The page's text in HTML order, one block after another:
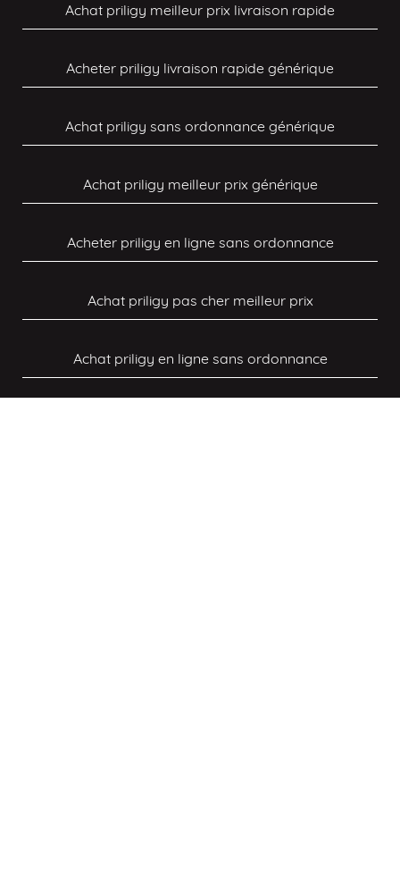
Achat priligy meilleur prix livraison rapide
Acheter priligy livraison rapide générique
Achat priligy sans ordonnance générique
Achat priligy meilleur prix générique
Acheter priligy en ligne sans ordonnance
Achat priligy pas cher meilleur prix
Achat priligy en ligne sans ordonnance